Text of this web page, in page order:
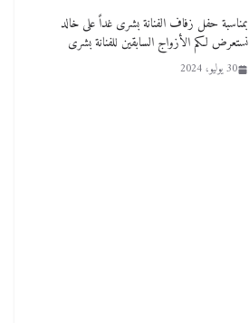
بمناسبة حفل زفاف الفنانة بشرى غداً على خالد
نستعرض لكم الأزواج السابقين للفنانة بشرى
30 يوليو، 2024